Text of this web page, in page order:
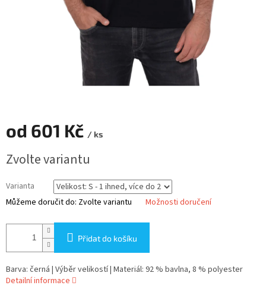
od 601 Kč / ks
cena:
Zvolte variantu
Varianta
Můžeme doručit do: Zvolte variantu Možnosti doručení
Přidat do košíku
Barva: černá | Výběr velikostí | Materiál: 92 % bavlna, 8 % polyester
Detailní informace